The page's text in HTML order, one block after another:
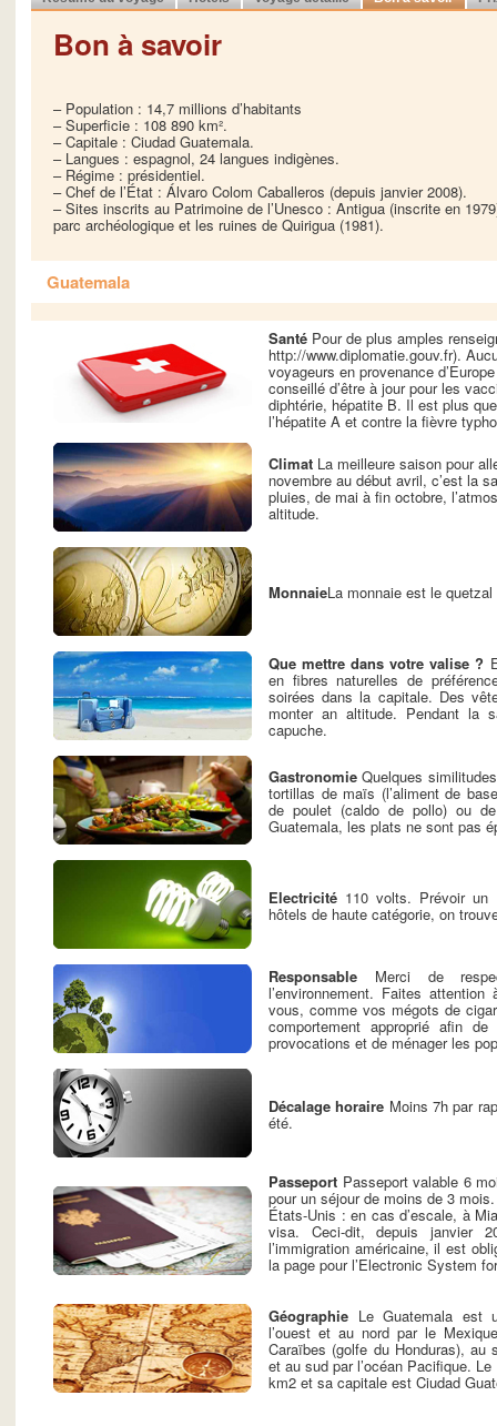
Bon à savoir
– Population : 14,7 millions d’habitants
– Superficie : 108 890 km².
– Capitale : Ciudad Guatemala.
– Langues : espagnol, 24 langues indigènes.
– Régime : présidentiel.
– Chef de l’État : Álvaro Colom Caballeros (depuis janvier 2008).
– Sites inscrits au Patrimoine de l’Unesco : Antigua (inscrite en
parc archéologique et les ruines de Quirigua (1981).
Guatemala
Santé Pour de plus amples
http://www.diplomatie.gouv.fr).
voyageurs en provenance
conseillé d’être à jour pour les
diphtérie, hépatite B. Il est plus
l’hépatite A et contre la fièvre
Climat La meilleure saison pour
novembre au début avril, c’est la
pluies, de mai à fin octobre,
altitude.
MonnaieLa monnaie est le quetzal
Que mettre dans votre valise ?
en fibres naturelles de
soirées dans la capitale. Des
monter an altitude. Pendant la
capuche.
Gastronomie Quelques
tortillas de maïs (l’aliment de
de poulet (caldo de pollo) ou
Guatemala, les plats ne sont pas
Electricité 110 volts. Prévoir un
hôtels de haute catégorie, on
Responsable Merci de
l’environnement. Faites
vous, comme vos mégots de
comportement approprié afin
provocations et de ménager les
Décalage horaire Moins 7h par
été.
Passeport Passeport valable 6
pour un séjour de moins de 3
États-Unis : en cas d’escale, à
visa. Ceci-dit, depuis janvier
l’immigration américaine, il est
la page pour l’Electronic System
Géographie Le Guatemala est
l’ouest et au nord par le
Caraïbes (golfe du Honduras), au
et au sud par l’océan Pacifique.
km2 et sa capitale est Ciudad